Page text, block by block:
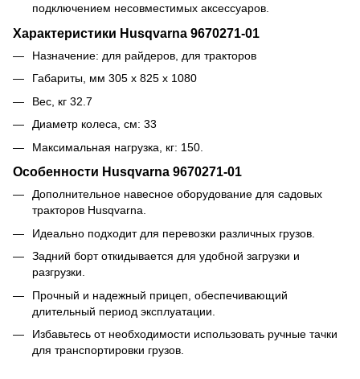
подключением несовместимых аксессуаров.
Характеристики Husqvarna 9670271-01
Назначение: для райдеров, для тракторов
Габариты, мм 305 х 825 х 1080
Вес, кг 32.7
Диаметр колеса, см: 33
Максимальная нагрузка, кг: 150.
Особенности Husqvarna 9670271-01
Дополнительное навесное оборудование для садовых
тракторов Husqvarna.
Идеально подходит для перевозки различных грузов.
Задний борт откидывается для удобной загрузки и
разгрузки.
Прочный и надежный прицеп, обеспечивающий
длительный период эксплуатации.
Избавьтесь от необходимости использовать ручные тачки
для транспортировки грузов.